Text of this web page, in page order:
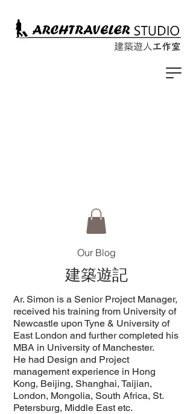
Our Blog
建築遊記
Ar. Simon is a Senior Project Manager,
received his training from University of
Newcastle upon Tyne & University of
East London and further completed his
MBA in University of Manchester.
He had Design and Project
management experience in Hong
Kong, Beijing, Shanghai, Taijian,
London, Mongolia, South Africa, St.
Petersburg, Middle East etc.